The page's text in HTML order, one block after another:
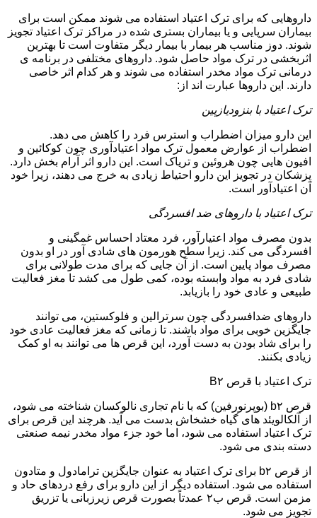
داروهایی که برای ترک اعتیاد استفاده می شوند ممکن است برای
بیماران سرپایی و یا بیماران بستری شده در مراکز ترک اعتیاد تجویز
شوند. دوز مناسب هر بیمار با بیمار دیگر متفاوت است تا بهترین
اثربخشی در ترک مواد حاصل شود. داروهای مختلفی در برنامه ی
درمانی ترک مواد مخدر استفاده می شوند و هر کدام اثر خاصی
دارند. این داروها عبارت اند از:
ترک اعتیاد با بنزودیازپین
این دارو میزان اضطراب و استرس فرد را کاهش می دهد.
اضطراب از عوارض معمول ترک مواد اعتیادآوری چون کوکائین و
افیون هایی چون هروئین و تریاک است. این دارو اثر آرام بخش دارد.
پزشکان در تجویز این دارو احتیاط زیادی به خرج می دهند، زیرا خود
آن اعتیادآور است.
ترک اعتیاد با داروهای ضد افسردگی
بدون مصرف مواد اعتیارآور، فرد معتاد احساس غمگینی و
افسردگی می کند. زیرا سطح هورمون های شادی آور در او بدون
مصرف مواد پایین است. از آن جایی که برای مدت طولانی برای
شادی فرد به مواد وابسته بوده، کمی طول می کشد تا مغز فعالیت
طبیعی و عادی خود را بازیابد.
داروهای ضدافسردگی چون سرترالین و فلوکستین، می توانند
جایگزین خوبی برای مواد باشند. تا زمانی که مغز فعالیت عادی خود
را برای شاد بودن به دست آورد، این قرص ها می توانند به او کمک
زیادی بکنند.
ترک اعتیاد با قرص B۲
قرص b۲ (بوپرنورفین) که با نام تجاری نالوکسان شناخته می شود،
از آلکالویئد های گیاه خشخاش بدست می آید. هرچند این قرص برای
ترک اعتیاد استفاده می شود، اما خود جزء مواد مخدر نیمه صنعتی
دسته بندی می شود.
از قرص b۲ برای ترک اعتیاد به عنوان جایگزین ترامادول و متادون
استفاده می شود. استفاده دیگر از این دارو برای رفع دردهای حاد و
مزمن است. قرص ب۲ عمدتاً بصورت قرص زیرزبانی یا تزریق
تجویز می شود.